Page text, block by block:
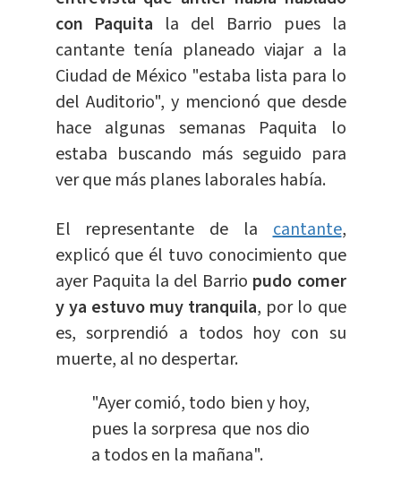
con Paquita la del Barrio pues la
cantante tenía planeado viajar a la
Ciudad de México "estaba lista para lo
del Auditorio", y mencionó que desde
hace algunas semanas Paquita lo
estaba buscando más seguido para
ver que más planes laborales había.
El representante de lacantante,
explicó que él tuvo conocimiento que
ayer Paquita la del Barrio pudo comer
y ya estuvo muy tranquila, por lo que
es, sorprendió a todos hoy con su
muerte, al no despertar.
"Ayer comió, todo bien y hoy,
pues la sorpresa que nos dio
a todos en la mañana".